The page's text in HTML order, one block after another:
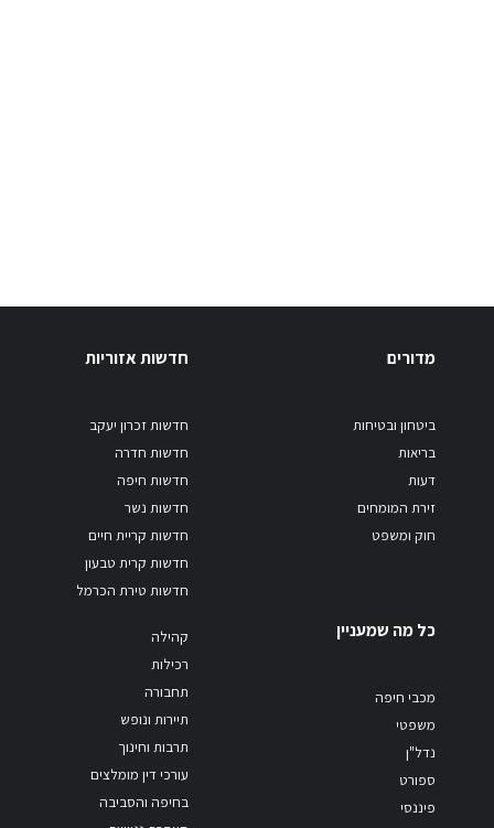
מדורים
ביטחון ובטיחות
בריאות
דעות
זירת המומחים
חוק ומשפט
חדשות אזוריות
חדשות זכרון יעקב
חדשות חדרה
חדשות חיפה
חדשות נשר
חדשות קריית חיים
חדשות קרית טבעון
חדשות טירת הכרמל
כל מה שמעניין
מכבי חיפה
משפטי
נדל"ן
ספורט
פיננסי
קהילה
רכילות
תחבורה
תיירות ונופש
תרבות וחינוך
עורכי דין מומלצים
בחיפה והסביבה